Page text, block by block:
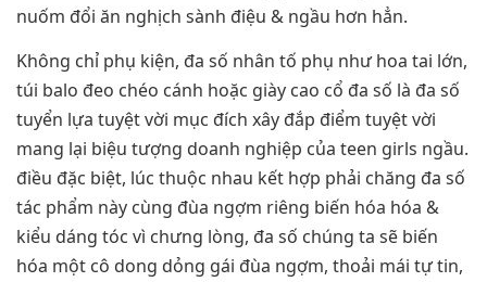
nuốm đổi ăn nghịch sành điệu & ngầu hơn hẳn.
Không chỉ phụ kiện, đa số nhân tố phụ như hoa tai lớn,
túi balo đeo chéo cánh hoặc giày cao cổ đa số là đa số
tuyển lựa tuyệt vời mục đích xây đắp điểm tuyệt vời
mang lại biệu tượng doanh nghiệp của teen girls ngầu.
điều đặc biệt, lúc thuộc nhau kết hợp phải chăng đa số
tác phẩm này cùng đùa ngợm riêng biến hóa hóa &
kiểu dáng tóc vì chưng lòng, đa số chúng ta sẽ biến
hóa một cô dong dỏng gái đùa ngợm, thoải mái tự tin,